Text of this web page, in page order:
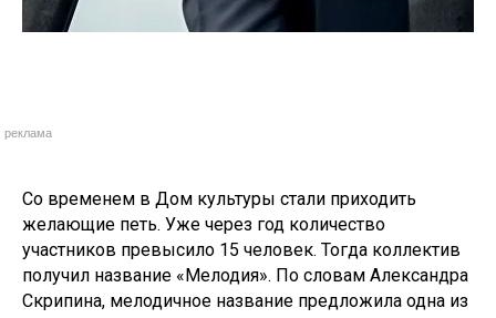
реклама
Со временем в Дом культуры стали приходить
желающие петь. Уже через год количество
участников превысило 15 человек. Тогда коллектив
получил название «Мелодия». По словам Александра
Скрипина, мелодичное название предложила одна из